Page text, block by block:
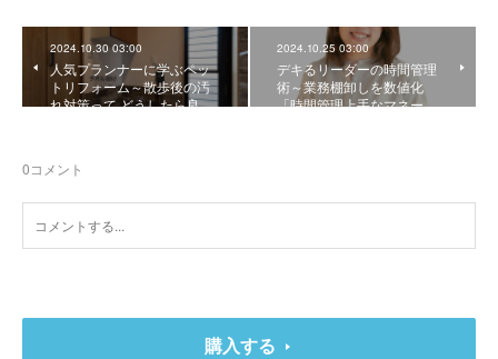
2024.10.30 03:00
人気プランナーに学ぶペッ
トリフォーム～散歩後の汚
れ対策って どうしたら良…
2024.10.25 03:00
デキるリーダーの時間管理
術～業務棚卸しを数値化
「時間管理上手なマネー…
0コメント
購入する